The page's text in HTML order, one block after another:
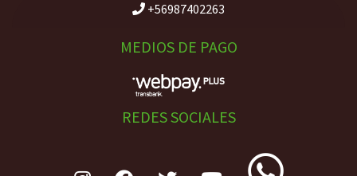
+56987402263
MEDIOS DE PAGO
REDES SOCIALES